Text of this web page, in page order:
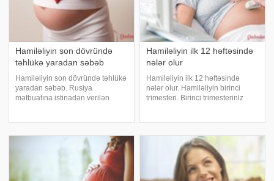
Hamiləliyin son dövründə
təhlükə yaradan səbəb
Hamiləliyin son dövründə təhlükə
yaradan səbəb. Rusiya
mətbuatına istinadən verilən
məhdudlaşdırmaq tövsiyə edilmir.
Hamiləliyin ilk 12 həftəsində
nələr olur
Hamiləliyin ilk 12 həftəsində
nələr olur. Hamiləliyin birinci
trimesteri. Birinci trimesteriniz
hamiləliyin növbəti aylarında